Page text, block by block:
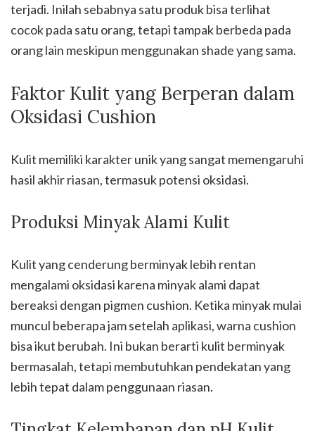
terjadi. Inilah sebabnya satu produk bisa terlihat
cocok pada satu orang, tetapi tampak berbeda pada
orang lain meskipun menggunakan shade yang sama.
Faktor Kulit yang Berperan dalam
Oksidasi Cushion
Kulit memiliki karakter unik yang sangat memengaruhi
hasil akhir riasan, termasuk potensi oksidasi.
Produksi Minyak Alami Kulit
Kulit yang cenderung berminyak lebih rentan
mengalami oksidasi karena minyak alami dapat
bereaksi dengan pigmen cushion. Ketika minyak mulai
muncul beberapa jam setelah aplikasi, warna cushion
bisa ikut berubah. Ini bukan berarti kulit berminyak
bermasalah, tetapi membutuhkan pendekatan yang
lebih tepat dalam penggunaan riasan.